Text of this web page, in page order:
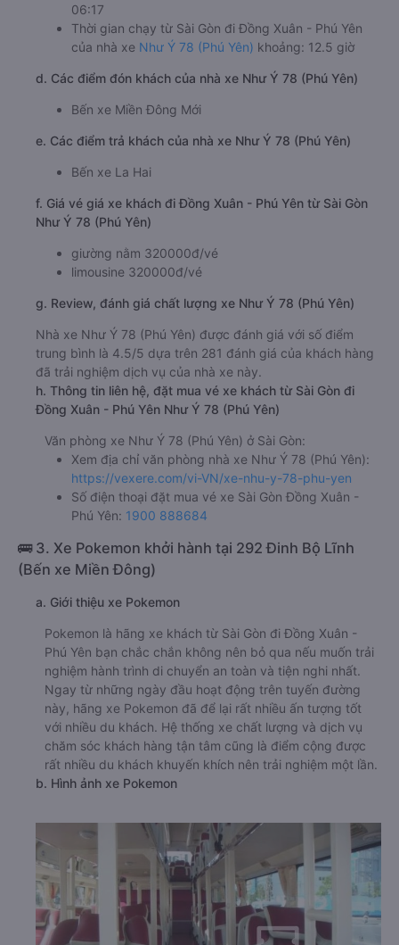
06:17
Thời gian chạy từ Sài Gòn đi Đồng Xuân - Phú Yên
của nhà xe Như Ý 78 (Phú Yên) khoảng: 12.5 giờ
d. Các điểm đón khách của nhà xe Như Ý 78 (Phú Yên)
Bến xe Miền Đông Mới
e. Các điểm trả khách của nhà xe Như Ý 78 (Phú Yên)
Bến xe La Hai
f. Giá vé giá xe khách đi Đồng Xuân - Phú Yên từ Sài Gòn
Như Ý 78 (Phú Yên)
giường nằm 320000đ/vé
limousine 320000đ/vé
g. Review, đánh giá chất lượng xe Như Ý 78 (Phú Yên)
Nhà xe Như Ý 78 (Phú Yên) được đánh giá với số điểm
trung bình là 4.5/5 dựa trên 281 đánh giá của khách hàng
đã trải nghiệm dịch vụ của nhà xe này.
h. Thông tin liên hệ, đặt mua vé xe khách từ Sài Gòn đi
Đồng Xuân - Phú Yên Như Ý 78 (Phú Yên)
Văn phòng xe Như Ý 78 (Phú Yên) ở Sài Gòn:
Xem địa chỉ văn phòng nhà xe Như Ý 78 (Phú Yên):
https://vexere.com/vi-VN/xe-nhu-y-78-phu-yen
Số điện thoại đặt mua vé xe Sài Gòn Đồng Xuân -
Phú Yên: 1900 888684
🚌 3. Xe Pokemon khởi hành tại 292 Đinh Bộ Lĩnh
(Bến xe Miền Đông)
a. Giới thiệu xe Pokemon
Pokemon là hãng xe khách từ Sài Gòn đi Đồng Xuân -
Phú Yên bạn chắc chắn không nên bỏ qua nếu muốn trải
nghiệm hành trình di chuyển an toàn và tiện nghi nhất.
Ngay từ những ngày đầu hoạt động trên tuyến đường
này, hãng xe Pokemon đã để lại rất nhiều ấn tượng tốt
với nhiều du khách. Hệ thống xe chất lượng và dịch vụ
chăm sóc khách hàng tận tâm cũng là điểm cộng được
rất nhiều du khách khuyến khích nên trải nghiệm một lần.
b. Hình ảnh xe Pokemon